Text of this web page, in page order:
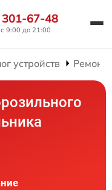
301-67-48
9:00 до 21:00
устройств Ремонт